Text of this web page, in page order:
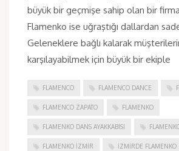
büyük bir geçmişe sahip olan bir
Flamenko ise uğraştığı dallardan
Geleneklere bağlı kalarak
karşılayabilmek için büyük bir ekiple
FLAMENCO FLAMENCO DANCE
FLAMENCO ZAPATO FLAMENKO
FLAMENKO DANS AYAKKABISI
FLAMENKO IZMIR IZMIRDE FLAMENKO